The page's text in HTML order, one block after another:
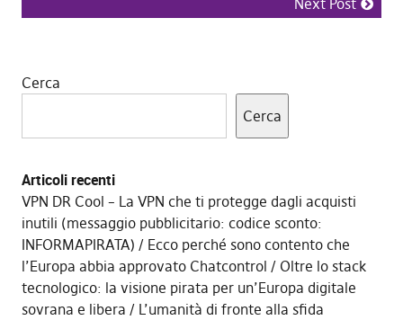
Cerca
Cerca
Articoli recenti
VPN DR Cool – La VPN che ti protegge dagli acquisti
inutili (messaggio pubblicitario: codice sconto:
INFORMAPIRATA)
Ecco perché sono contento che
l’Europa abbia approvato Chatcontrol
Oltre lo stack
tecnologico: la visione pirata per un’Europa digitale
sovrana e libera
L’umanità di fronte alla sfida